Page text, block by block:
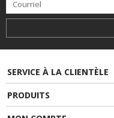
SERVICE À LA CLIENTÈLE
PRODUITS